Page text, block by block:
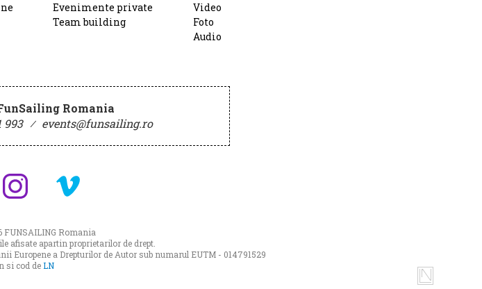
Evenimente private
Team building
Video
Foto
Audio
Romania
993 ⁄ events@funsailing.ro
FUNSAILING Romania
afisate apartin proprietarilor de drept.
a Drepturilor de Autor sub numarul EUTM - 014791529
si cod deLN